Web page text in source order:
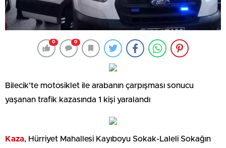
0 0
Bilecik’te motosiklet ile arabanın çarpışması sonucu
yaşanan trafik kazasında 1 kişi yaralandı
Kaza, Hürriyet Mahallesi Kayıboyu Sokak-Laleli Sokağın